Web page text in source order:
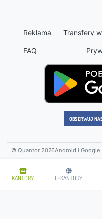
KANTORY E-KANTORY
Reklama Transfery
FAQ
© Quantor 2026Android i Google